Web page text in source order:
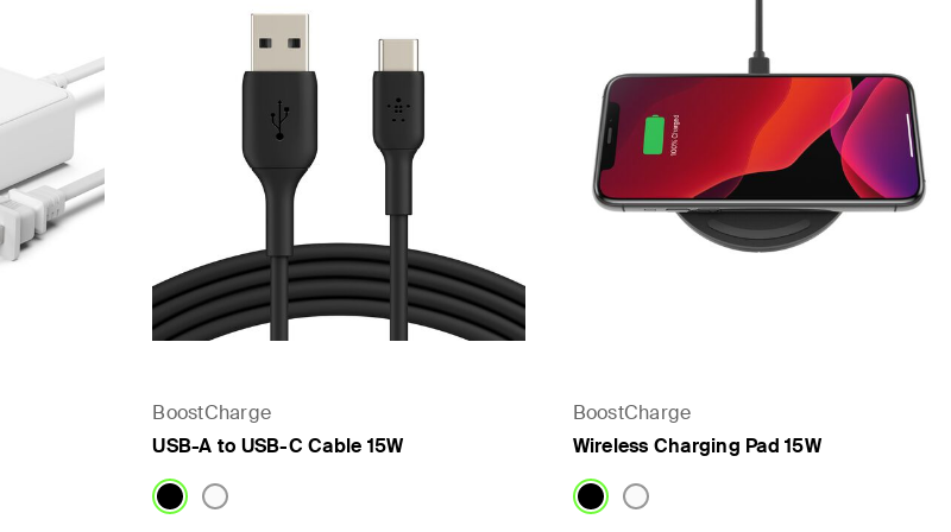
BoostCharge
USB-A to USB-C Cable 15W
BoostCharge
Wireless Charging Pad 15W